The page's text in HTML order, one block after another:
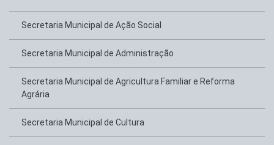
Secretaria Municipal de Ação Social
Secretaria Municipal de Administração
Secretaria Municipal de Agricultura Familiar e Reforma
Agrária
Secretaria Municipal de Cultura